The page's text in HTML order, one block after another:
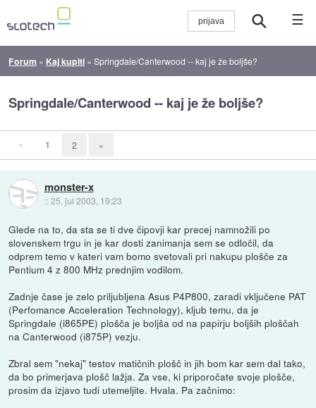
☰
Forum » Kaj kupiti »Springdale/Canterwood -- kaj je že boljše?
Springdale/Canterwood -- kaj je že boljše?
« 1 2 »
monster-x
::25. jul 2003, 19:23
Glede na to, da sta se ti dve čipovji kar precej namnožili po
slovenskem trgu in je kar dosti zanimanja sem se odločil, da
odprem temo v kateri vam bomo svetovali pri nakupu plošče za
Pentium 4 z 800 MHz prednjim vodilom.
Zadnje čase je zelo priljubljena Asus P4P800, zaradi vključene PAT
(Perfomance Acceleration Technology), kljub temu, da je
Springdale (i865PE) plošča je boljša od na papirju boljših ploščah
na Canterwood (i875P) vezju.
Zbral sem "nekaj" testov matičnih plošč in jih bom kar sem dal tako,
da bo primerjava plošč lažja. Za vse, ki priporočate svoje plošče,
prosim da izjavo tudi utemeljite. Hvala. Pa začnimo: